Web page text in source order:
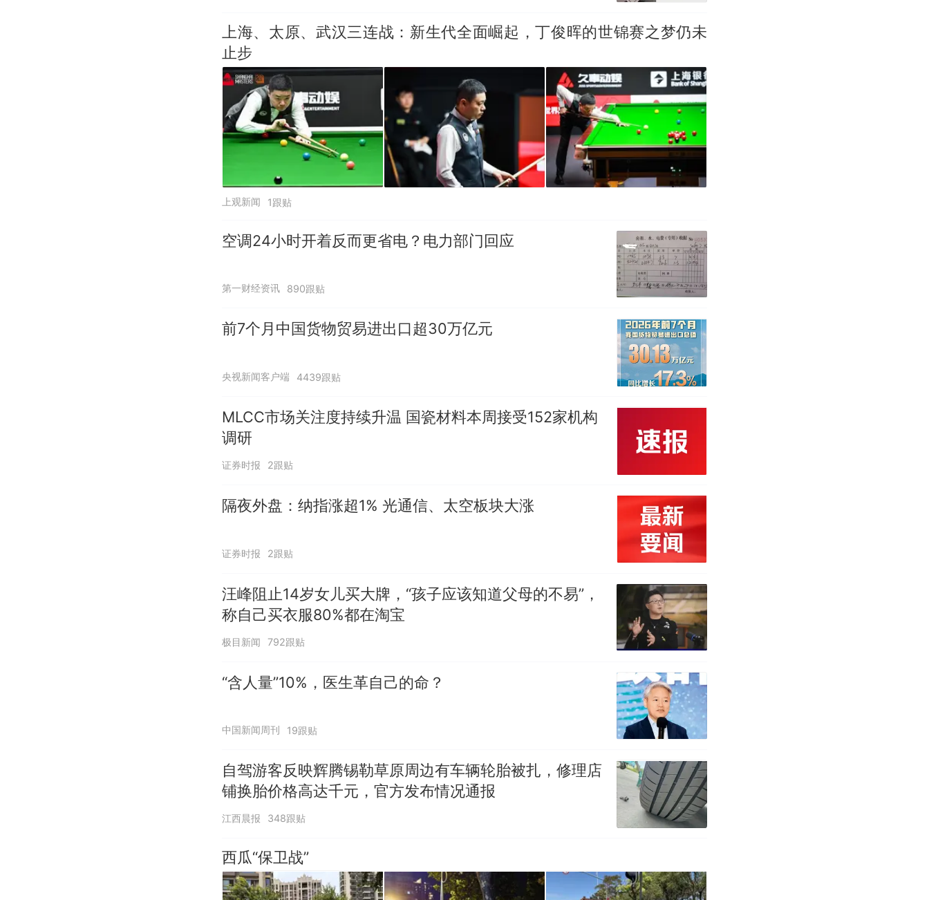
上海、太原、武汉三连战：新生代全面崛起，丁俊晖的世锦赛之梦仍未
止步
上观新闻 1跟贴
空调24小时开着反而更省电？电力部门回应
第一财经资讯 890跟贴
前7个月中国货物贸易进出口超30万亿元
央视新闻客户端 4439跟贴
MLCC市场关注度持续升温 国瓷材料本周接受152家机构
调研
证券时报 2跟贴
隔夜外盘：纳指涨超1% 光通信、太空板块大涨
证券时报 2跟贴
汪峰阻止14岁女儿买大牌，“孩子应该知道父母的不易”，
称自己买衣服80%都在淘宝
极目新闻 792跟贴
“含人量”10%，医生革自己的命？
中国新闻周刊 19跟贴
自驾游客反映辉腾锡勒草原周边有车辆轮胎被扎，修理店
铺换胎价格高达千元，官方发布情况通报
江西晨报 348跟贴
西瓜“保卫战”